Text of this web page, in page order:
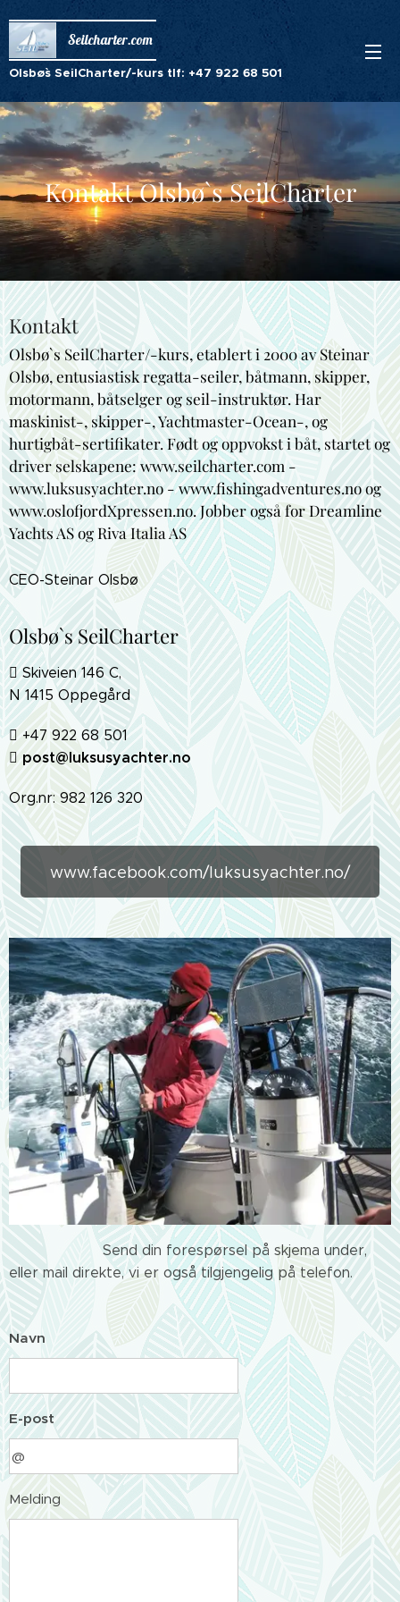
Seilcharter.com
Olsbø`s SeilCharter/-kurs tlf: +47 922 68 501
Kontakt Olsbø`s SeilCharter
Kontakt
Olsbø`s SeilCharter/-kurs, etablert i 2000 av Steinar
Olsbø, entusiastisk regatta-seiler, båtmann, skipper,
motormann, båtselger og seil-instruktør. Har
maskinist-, skipper-, Yachtmaster-Ocean-, og
hurtigbåt-sertifikater. Født og oppvokst i båt, startet og
driver selskapene: www.seilcharter.com -
www.luksusyachter.no - www.fishingadventures.no og
www.oslofjordXpressen.no. Jobber også for Dreamline
Yachts AS og Riva Italia AS
CEO-Steinar Olsbø
Olsbø`s SeilCharter
 Skiveien 146 C,
N 1415 Oppegård
 +47 922 68 501
 post@luksusyachter.no
Org.nr: 982 126 320
www.facebook.com/luksusyachter.no/
Send din forespørsel på skjema under,
eller mail direkte, vi er også tilgjengelig på telefon.
Navn
E-post
Melding